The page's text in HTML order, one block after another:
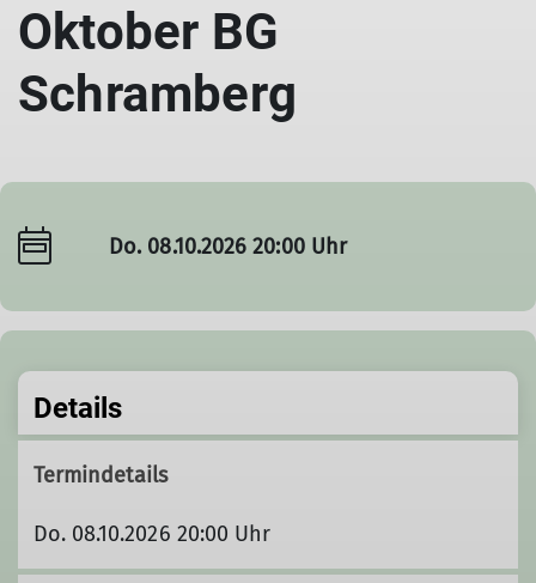
Oktober BG
Schramberg
Do. 08.10.2026 20:00 Uhr
Details
Termindetails
Do. 08.10.2026 20:00 Uhr